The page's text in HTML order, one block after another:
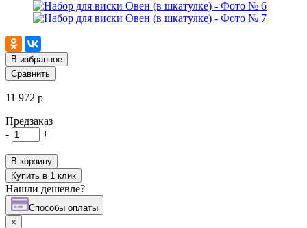
В избранное
Сравнить
11 972 р
Предзаказ
-
+
В корзину
Купить в 1 клик
Нашли дешевле?
Cпособы оплаты
×